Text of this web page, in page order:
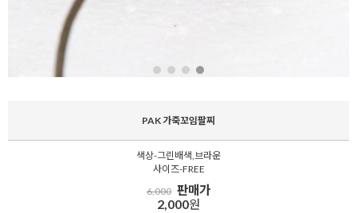
PAK 가죽꼬임팔찌
색상-그린배색,브라운
사이즈-FREE
6,000 판매가
2,000원